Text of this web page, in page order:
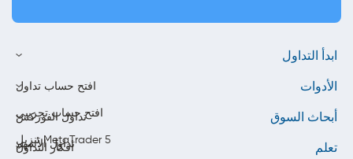
ابدأ التداول
افتح حساب تداول
افتح حساب تجريبي
تنزيل MetaTrader 5
الأدوات
تداول الفوركس
تداول الأسهم
أبحاث السوق
أفكار التداول
تعلم